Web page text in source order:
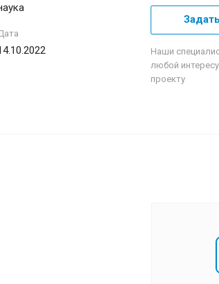
Наши
любой
проекту